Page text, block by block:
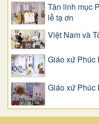
Tân linh mục
lễ tạ ơn
Việt Nam và
Giáo xứ Phúc
Giáo xứ Phúc